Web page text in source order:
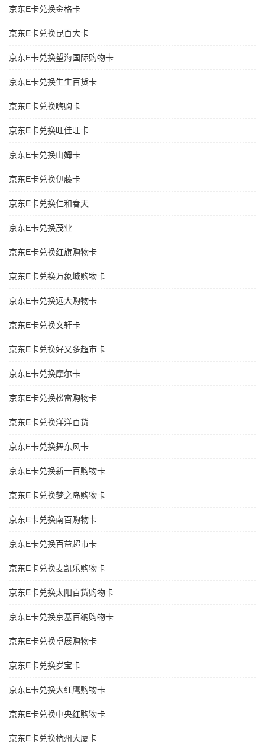
京东E卡兑换金格卡
京东E卡兑换昆百大卡
京东E卡兑换望海国际购物卡
京东E卡兑换生生百货卡
京东E卡兑换嗨购卡
京东E卡兑换旺佳旺卡
京东E卡兑换山姆卡
京东E卡兑换伊藤卡
京东E卡兑换仁和春天
京东E卡兑换茂业
京东E卡兑换红旗购物卡
京东E卡兑换万象城购物卡
京东E卡兑换远大购物卡
京东E卡兑换文轩卡
京东E卡兑换好又多超市卡
京东E卡兑换摩尔卡
京东E卡兑换松雷购物卡
京东E卡兑换洋洋百货
京东E卡兑换舞东风卡
京东E卡兑换新一百购物卡
京东E卡兑换梦之岛购物卡
京东E卡兑换南百购物卡
京东E卡兑换百益超市卡
京东E卡兑换麦凯乐购物卡
京东E卡兑换太阳百货购物卡
京东E卡兑换京基百纳购物卡
京东E卡兑换卓展购物卡
京东E卡兑换岁宝卡
京东E卡兑换大红鹰购物卡
京东E卡兑换中央红购物卡
京东E卡兑换杭州大厦卡